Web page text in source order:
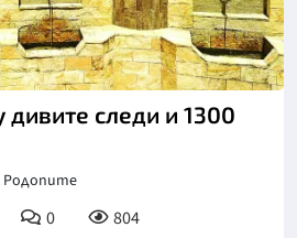
следи и 1300
Родопите
0 804